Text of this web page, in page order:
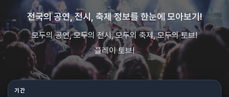
전국의 공연, 전시, 축제 정보를 한눈에 모아보기!
모두의 공연, 모두의 전시, 모두의 축제, 모두의 토브!
플레이 토브!
기간